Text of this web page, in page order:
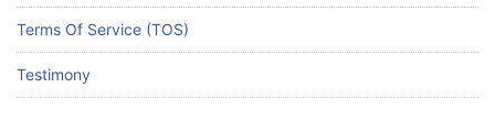
Terms Of Service (TOS)
Testimony